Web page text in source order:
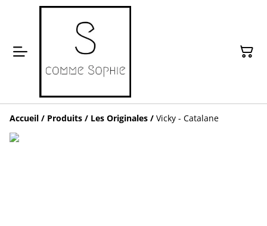
Accueil / Produits / Les Originales / Vicky - Catalane